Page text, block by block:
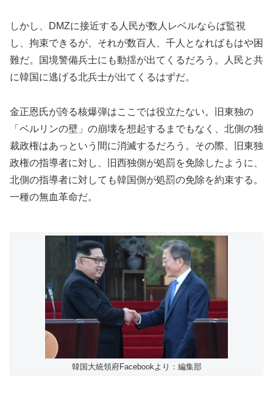
しかし、DMZに接近する人民が数人レベルならば監視
し、拘束できるが、それが数百人、千人となればもはや困
難だ。国境警備兵士にも動揺が出てくるだろう。人民と共
に韓国に逃げる北兵士が出てくるはずだ。
金正恩氏が誇る核爆弾はここでは役立たない。旧東独の
「ベルリンの壁」の崩壊を想起するまでもなく、北側の独
裁政権はあっという間に消滅するだろう。その際、旧東独
政権の指導者に対し、旧西独側が処罰を免除したように、
北側の指導者に対しても韓国側が処罰の免除を約束する。
一種の無血革命だ。
韓国大統領府Facebookより：編集部